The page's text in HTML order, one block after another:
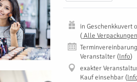
inGeschenkkuvert
( Alle
Veranstalter (Info)
exakter
Kauf einsehbar (